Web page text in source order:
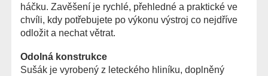
háčku. Zavěšení je rychlé, přehledné a praktické ve
chvíli, kdy potřebujete po výkonu výstroj co nejdříve
odložit a nechat větrat.
Odolná konstrukce
Sušák je vyrobený z leteckého hliníku, doplněný